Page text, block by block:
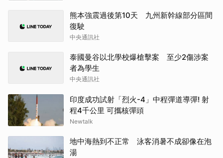
熊本強震過後第10天 九州新幹線部分區間
復駛
中央通訊社
泰國曼谷以北學校爆槍擊案 至少2傷涉案
者為學生
中央通訊社
印度成功試射「烈火-4」中程彈道導彈! 射
程4千公里 可攜核彈頭
Newtalk
地中海熱到不正常 泳客消暑不成卻像在泡
湯